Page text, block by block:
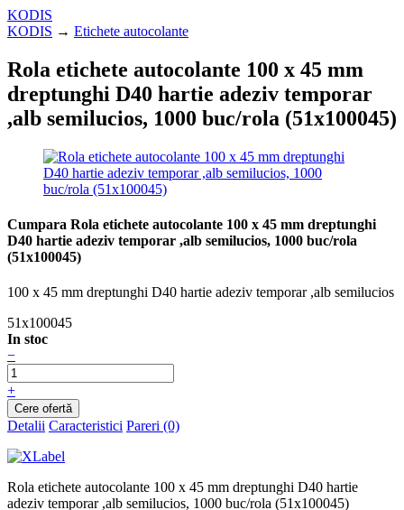
KODIS
KODIS → Etichete autocolante
Rola etichete autocolante 100 x 45 mm
dreptunghi D40 hartie adeziv temporar
,alb semilucios, 1000 buc/rola (51x100045)
Cumpara Rola etichete autocolante 100 x 45 mm dreptunghi
D40 hartie adeziv temporar ,alb semilucios, 1000 buc/rola
(51x100045)
100 x 45 mm dreptunghi D40 hartie adeziv temporar ,alb semilucios
51x100045
In stoc
−
+
Detalii Caracteristici Pareri (0)
Rola etichete autocolante 100 x 45 mm dreptunghi D40 hartie
adeziv temporar ,alb semilucios, 1000 buc/rola (51x100045)